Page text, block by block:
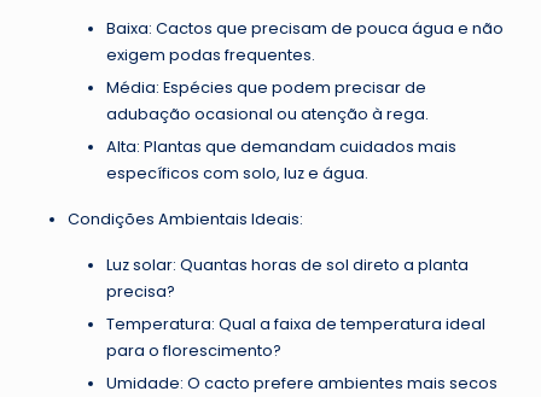
Baixa: Cactos que precisam de pouca água e não
exigem podas frequentes.
Média: Espécies que podem precisar de
adubação ocasional ou atenção à rega.
Alta: Plantas que demandam cuidados mais
específicos com solo, luz e água.
Condições Ambientais Ideais:
Luz solar: Quantas horas de sol direto a planta
precisa?
Temperatura: Qual a faixa de temperatura ideal
para o florescimento?
Umidade: O cacto prefere ambientes mais secos